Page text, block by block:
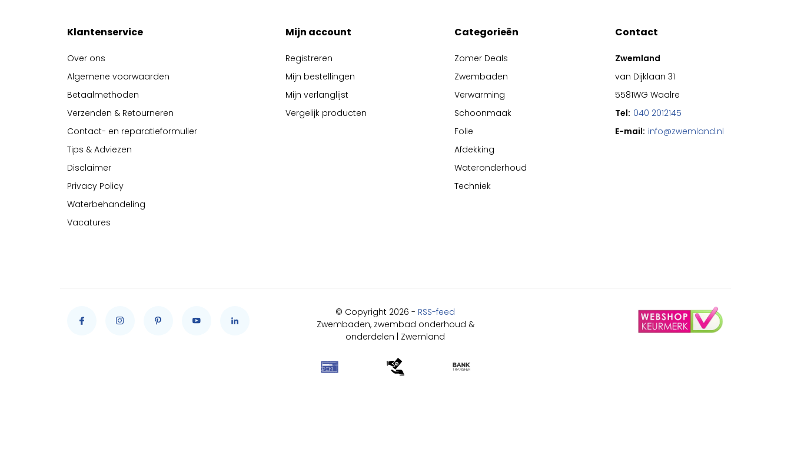
Klantenservice
Over ons
Algemene voorwaarden
Betaalmethoden
Verzenden & Retourneren
Contact- en reparatieformulier
Tips & Adviezen
Disclaimer
Privacy Policy
Waterbehandeling
Vacatures
Mijn account
Registreren
Mijn bestellingen
Mijn verlanglijst
Vergelijk producten
Categorieën
Zomer Deals
Zwembaden
Verwarming
Schoonmaak
Folie
Afdekking
Wateronderhoud
Techniek
Contact
Zwemland
van Dijklaan 31
5581WG Waalre
Tel: 040 2012145
E-mail: info@zwemland.nl
© Copyright 2026 - RSS-feed
Zwembaden, zwembad onderhoud &
onderdelen | Zwemland